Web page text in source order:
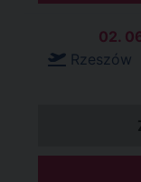
02.
Rzeszów